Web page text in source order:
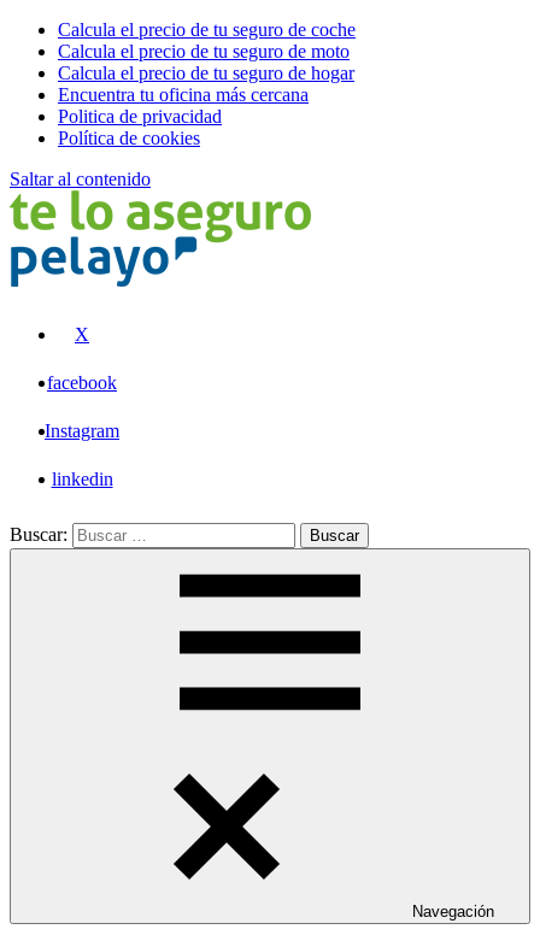
Calcula el precio de tu seguro de coche
Calcula el precio de tu seguro de moto
Calcula el precio de tu seguro de hogar
Encuentra tu oficina más cercana
Politica de privacidad
Política de cookies
Saltar al contenido
X
facebook
Instagram
linkedin
Buscar: Buscar
Navegación